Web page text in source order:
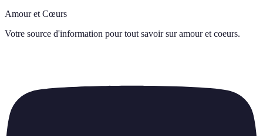
Amour et Cœurs
Votre source d'information pour tout savoir sur amour et coeurs.